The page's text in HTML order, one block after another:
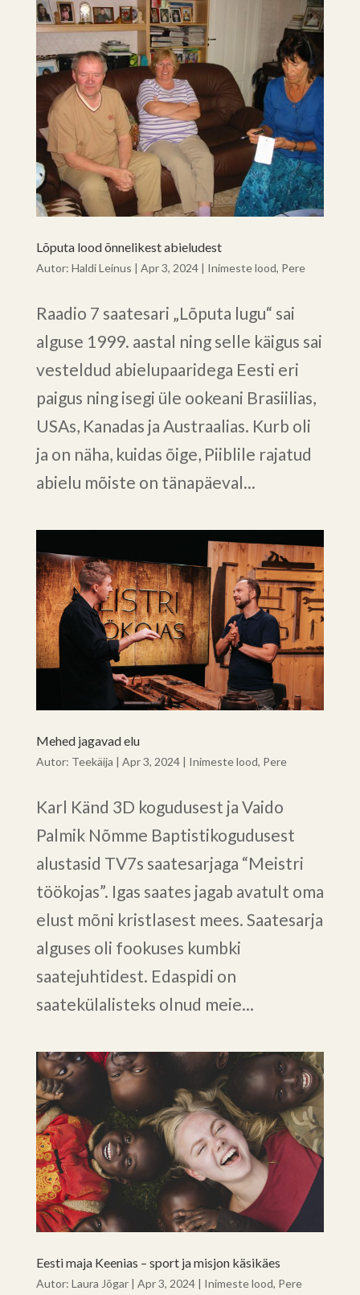
Lõputa lood õnnelikest abieludest
Autor: Haldi Leinus | Apr 3, 2024| Inimeste lood, Pere
Raadio 7 saatesari „Lõputa lugu“ sai
alguse 1999. aastal ning selle käigus sai
vesteldud abielupaaridega Eesti eri
paigus ning isegi üle ookeani Brasiilias,
USAs, Kanadas ja Austraalias. Kurb oli
ja on näha, kuidas õige, Piiblile rajatud
abielu mõiste on tänapäeval...
Mehed jagavad elu
Autor: Teekäija | Apr 3, 2024| Inimeste lood, Pere
Karl Känd 3D kogudusest ja Vaido
Palmik Nõmme Baptistikogudusest
alustasid TV7s saatesarjaga “Meistri
töökojas”. Igas saates jagab avatult oma
elust mõni kristlasest mees. Saatesarja
alguses oli fookuses kumbki
saatejuhtidest. Edaspidi on
saatekülalisteks olnud meie...
Eesti maja Keenias – sport ja misjon käsikäes
Autor: Laura Jõgar| Apr 3, 2024| Inimeste lood, Pere